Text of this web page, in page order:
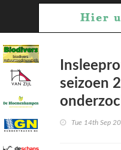
seizoen
Tue 14th Sep